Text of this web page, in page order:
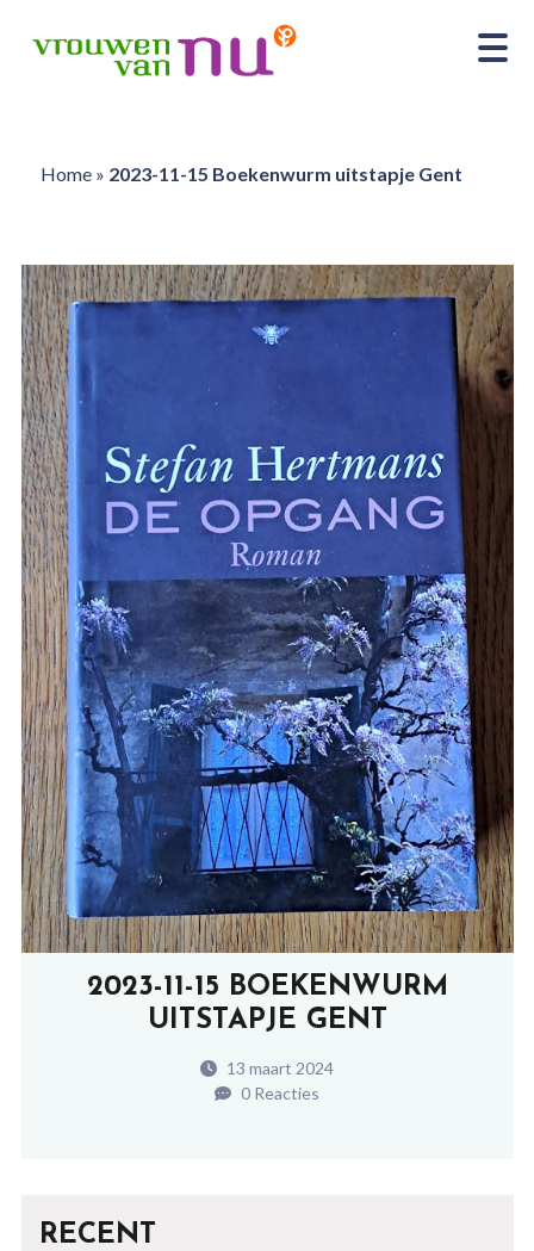
Home» 2023-11-15 Boekenwurm uitstapje Gent
2023-11-15 BOEKENWURM
UITSTAPJE GENT
13 maart 2024
0 Reacties
RECENT